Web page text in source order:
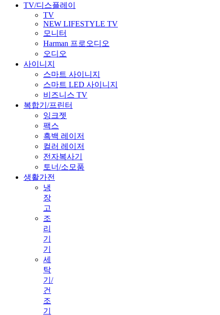
TV/디스플레이
TV
NEW LIFESTYLE TV
모니터
Harman 프로오디오
오디오
사이니지
스마트 사이니지
스마트 LED 사이니지
비즈니스 TV
복합기/프린터
잉크젯
팩스
흑백 레이저
컬러 레이저
전자복사기
토너/소모품
생활가전
냉
장
고
조
리
기
기
세
탁
기/
건
조
기